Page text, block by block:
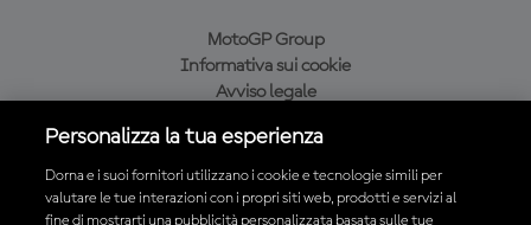
MotoGP Group
Informativa sui cookie
Avviso legale
Condizioni di acquisto
Personalizza la tua esperienza
Dorna e i suoi fornitori utilizzano i cookie e tecnologie simili per
valutare le tue interazioni con i propri siti web, prodotti e servizi al
fine di mostrarti una pubblicità personalizzata basata sulle tue